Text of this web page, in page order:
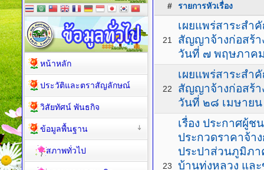
# รายการหัวเรื่อง
21
เผยแพร่สาระส
สัญญาจ้างก่อสร้
วันที่ ๗ พฤษภาค
22
เผยแพร่สาระส
สัญญาจ้างก่อสร้
วันที่ ๒๘ เมษาย
23
เรื่อง ประกาศผู้ช
ประกวดราคาจ้า
ประปาส่วนภูมิภ
บ้านทุ่งหลวง แล
หน้าหลัก
ประวัติและตราสัญลักษณ์
วิสัยทัศน์ พันธกิจ
ข้อมูลพื้นฐาน
สภาพทั่วไป